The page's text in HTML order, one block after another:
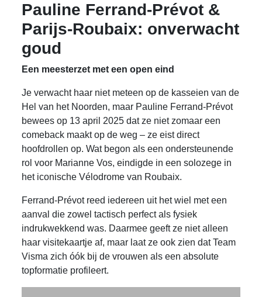
Pauline Ferrand-Prévot &
Parijs-Roubaix: onverwacht
goud
Een meesterzet met een open eind
Je verwacht haar niet meteen op de kasseien van de
Hel van het Noorden, maar Pauline Ferrand-Prévot
bewees op 13 april 2025 dat ze niet zomaar een
comeback maakt op de weg – ze eist direct
hoofdrollen op. Wat begon als een ondersteunende
rol voor Marianne Vos, eindigde in een solozege in
het iconische Vélodrome van Roubaix.
Ferrand-Prévot reed iedereen uit het wiel met een
aanval die zowel tactisch perfect als fysiek
indrukwekkend was. Daarmee geeft ze niet alleen
haar visitekaartje af, maar laat ze ook zien dat Team
Visma zich óók bij de vrouwen als een absolute
topformatie profileert.